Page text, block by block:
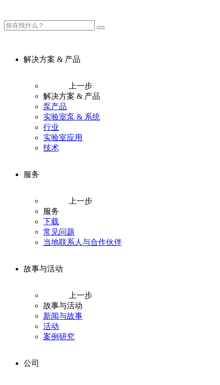
解决方案 & 产品
上一步
解决方案 & 产品
泵产品
实验室泵 & 系统
行业
实验室应用
技术
服务
上一步
服务
下载
常见问题
当地联系人与合作伙伴
故事与活动
上一步
故事与活动
新闻与故事
活动
案例研究
公司